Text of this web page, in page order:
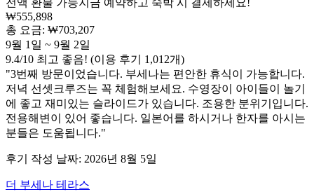
전액 환불 가능지금 예약하고 숙박 시 결제하세요!
₩555,898
총 요금: ₩703,207
9월 1일 ~ 9월 2일
9.4/10 최고 좋음! (이용 후기 1,012개)
"3번째 방문이었습니다. 부세나는 편안한 휴식이 가능합니다.
저녁 선셋크루즈는 꼭 체험해보세요. 수영장이 아이들이 놀기
에 좋고 재미있는 슬라이드가 있습니다. 조용한 분위기입니다.
전용해변이 있어 좋습니다. 일본어를 하시거나 한자를 아시는
분들은 도움됩니다."
후기 작성 날짜: 2026년 8월 5일
더 부세나 테라스